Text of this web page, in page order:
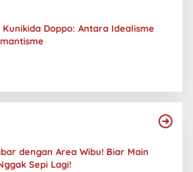
Kunikida Doppo: Antara Idealisme
dengan Area Wibu! Biar Main
Sepi Lagi!